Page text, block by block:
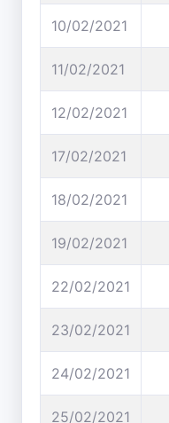
10/02/2021
11/02/2021
12/02/2021
17/02/2021
18/02/2021
19/02/2021
22/02/2021
23/02/2021
24/02/2021
25/02/2021